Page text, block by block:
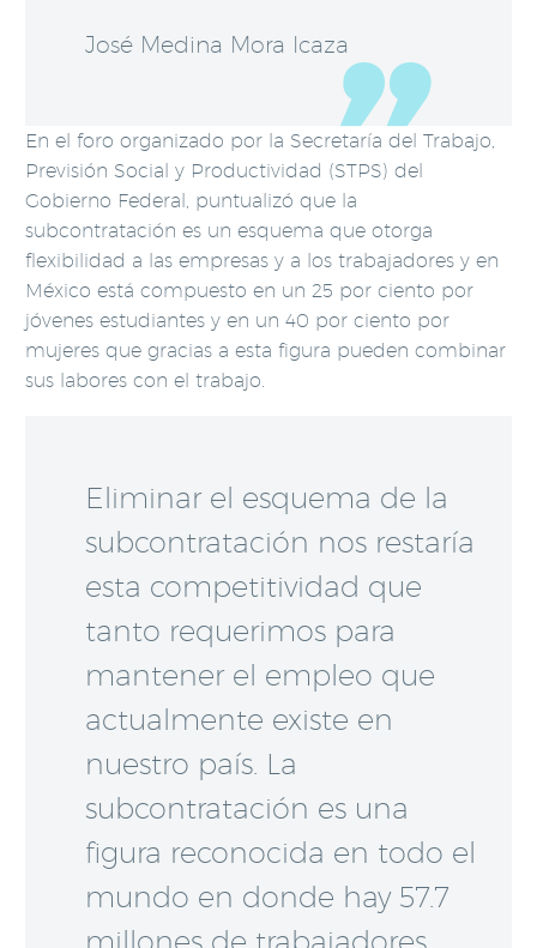
José Medina Mora Icaza
En el foro organizado por la Secretaría del Trabajo,
Previsión Social y Productividad (STPS) del
Gobierno Federal, puntualizó que la
subcontratación es un esquema que otorga
flexibilidad a las empresas y a los trabajadores y en
México está compuesto en un 25 por ciento por
jóvenes estudiantes y en un 40 por ciento por
mujeres que gracias a esta figura pueden combinar
sus labores con el trabajo.
Eliminar el esquema de la
subcontratación nos restaría
esta competitividad que
tanto requerimos para
mantener el empleo que
actualmente existe en
nuestro país. La
subcontratación es una
figura reconocida en todo el
mundo en donde hay 57.7
millones de trabajadores